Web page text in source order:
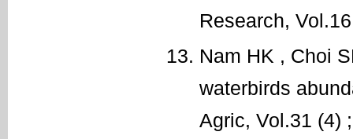
Research,
Nam HK , Choi
waterbirds
Agric, Vol.31 (4)